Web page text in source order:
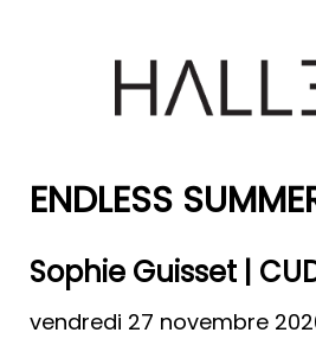
ENDLESS
Sophie Guisset |
vendredi 27 novembre